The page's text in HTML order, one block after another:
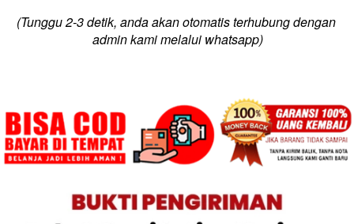
(Tunggu 2-3 detik, anda akan otomatis terhubung dengan
admin kami melalui whatsapp)